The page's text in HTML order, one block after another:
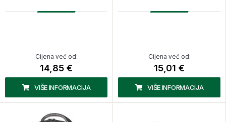
Cijena već od:
14,85 €
VIŠE INFORMACIJA
Cijena već od:
15,01 €
VIŠE INFORMACIJA